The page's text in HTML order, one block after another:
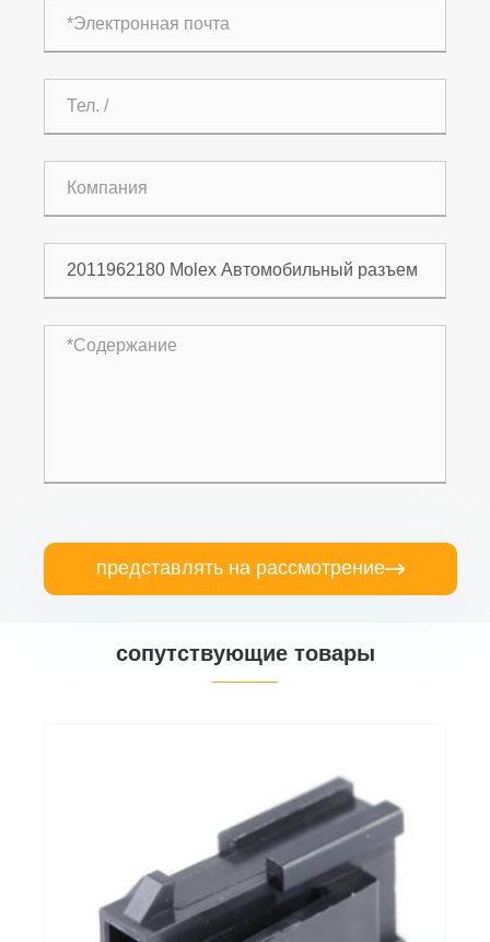
представлять на рассмотрение
сопутствующие товары